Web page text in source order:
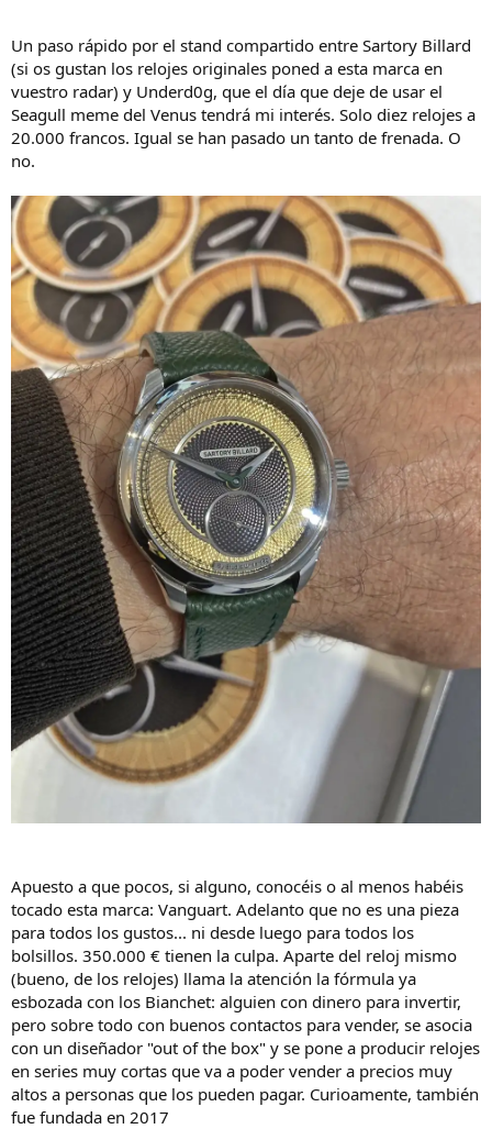
Un paso rápido por el stand compartido entre Sartory Billard
(si os gustan los relojes originales poned a esta marca en
vuestro radar) y Underd0g, que el día que deje de usar el
Seagull meme del Venus tendrá mi interés. Solo diez relojes a
20.000 francos. Igual se han pasado un tanto de frenada. O
no.
Apuesto a que pocos, si alguno, conocéis o al menos habéis
tocado esta marca: Vanguart. Adelanto que no es una pieza
para todos los gustos... ni desde luego para todos los
bolsillos. 350.000 € tienen la culpa. Aparte del reloj mismo
(bueno, de los relojes) llama la atención la fórmula ya
esbozada con los Bianchet: alguien con dinero para invertir,
pero sobre todo con buenos contactos para vender, se asocia
con un diseñador "out of the box" y se pone a producir relojes
en series muy cortas que va a poder vender a precios muy
altos a personas que los pueden pagar. Curioamente, también
fue fundada en 2017